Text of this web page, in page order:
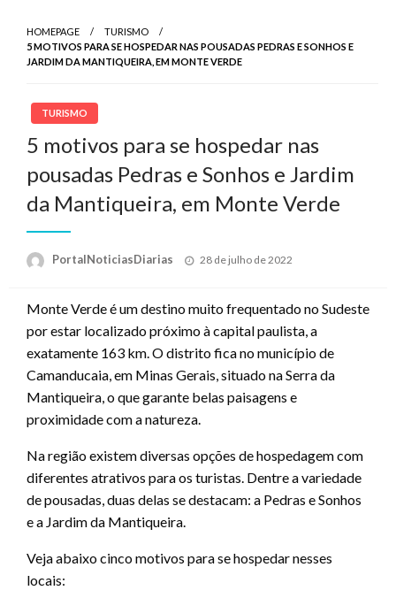
HOMEPAGE
TURISMO
5 MOTIVOS PARA SE HOSPEDAR NAS POUSADAS PEDRAS E SONHOS E
JARDIM DA MANTIQUEIRA, EM MONTE VERDE
TURISMO
5 motivos para se hospedar nas
pousadas Pedras e Sonhos e Jardim
da Mantiqueira, em Monte Verde
PortalNoticiasDiarias
Posted
28 de julho de 2022
Monte Verde é um destino muito frequentado no Sudeste
por estar localizado próximo à capital paulista, a
exatamente 163 km. O distrito fica no município de
Camanducaia, em Minas Gerais, situado na Serra da
Mantiqueira, o que garante belas paisagens e
proximidade com a natureza.
Na região existem diversas opções de hospedagem com
diferentes atrativos para os turistas. Dentre a variedade
de pousadas, duas delas se destacam: a Pedras e Sonhos
e a Jardim da Mantiqueira.
Veja abaixo cinco motivos para se hospedar nesses
locais: